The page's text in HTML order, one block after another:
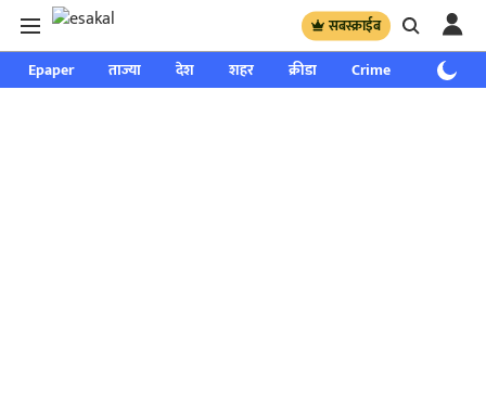
सबस्क्राईब
Epaper ताज्या देश शहर क्रीडा Crime साप्ताहिक